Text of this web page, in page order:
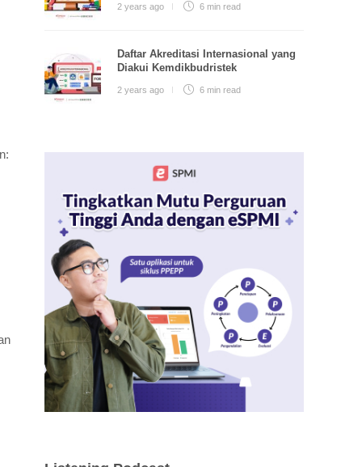
2 years ago 6 minread
Daftar Akreditasi Internasional yang
Diakui Kemdikbudristek
2 years ago 6 minread